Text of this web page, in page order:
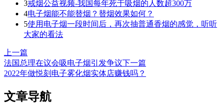
3戒烟公益视频-我国每年死于吸烟的人数超300万
4电子烟能不能替烟？替烟效果如何？
5使用电子烟一段时间后，再次抽普通香烟的感觉，听听
大家的看法
上一篇
法国总理在议会吸电子烟引发争议下一篇
2022年做悦刻电子雾化烟实体店赚钱吗？
文章导航